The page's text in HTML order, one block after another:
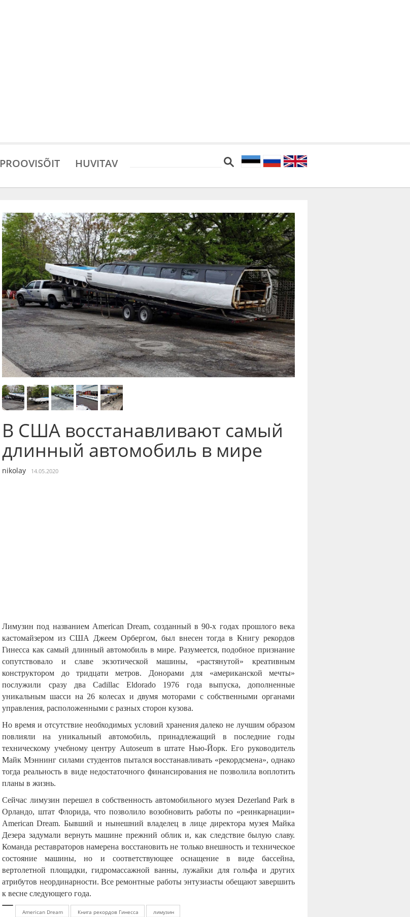
PROOVISÕIT HUVITAV
В США восстанавливают самый
длинный автомобиль в мире
nikolay 14.05.2020
Лимузин под названием American Dream, созданный в 90-х годах прошлого века
кастомайзером из США Джеем Орбергом, был внесен тогда в Книгу рекордов
Гинесса как самый длинный автомобиль в мире. Разумеется, подобное признание
сопутствовало и славе экзотической машины, «растянутой» креативным
конструктором до тридцати метров. Донорами для «американской мечты»
послужили сразу два Cadillac Eldorado 1976 года выпуска, дополненные
уникальным шасси на 26 колесах и двумя моторами с собственными органами
управления, расположенными с разных сторон кузова.
Но время и отсутствие необходимых условий хранения далеко не лучшим образом
повлияли на уникальный автомобиль, принадлежащий в последние годы
техническому учебному центру Autoseum в штате Нью-Йорк. Его руководитель
Майк Мэннинг силами студентов пытался восстанавливать «рекордсмена», однако
тогда реальность в виде недостаточного финансирования не позволила воплотить
планы в жизнь.
Сейчас лимузин перешел в собственность автомобильного музея Dezerland Park в
Орландо, штат Флорида, что позволило возобновить работы по «реинкарнации»
American Dream. Бывший и нынешний владелец в лице директора музея Майка
Дезера задумали вернуть машине прежний облик и, как следствие былую славу.
Команда реставраторов намерена восстановить не только внешность и техническое
состояние машины, но и соответствующее оснащение в виде бассейна,
вертолетной площадки, гидромассажной ванны, лужайки для гольфа и других
атрибутов неординарности. Все ремонтные работы энтузиасты обещают завершить
к весне следующего года.
American Dream Книга рекордов Гинесса лимузин